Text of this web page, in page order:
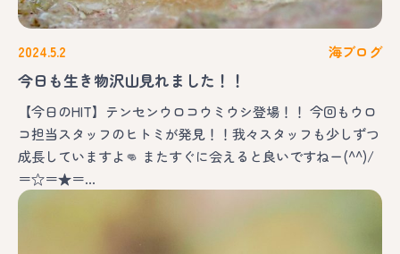
2024.5.2 海ブログ
今日も生き物沢山見れました！！
【今日のHIT】テンセンウロコウミウシ登場！！ 今回もウロ
コ担当スタッフのヒトミが発見！！我々スタッフも少しずつ
成長していますよ👊 またすぐに会えると良いですねー(^^)/
＝☆＝★＝…